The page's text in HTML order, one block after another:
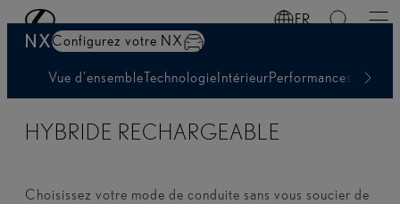
Passer au contenu principal (Appuyez sur Enter) FR
NXConfigurez votre NX
Vue d’ensembleTechnologieIntérieurPerformances
HYBRIDE RECHARGEABLE
Choisissez votre mode de conduite sans vous soucier de